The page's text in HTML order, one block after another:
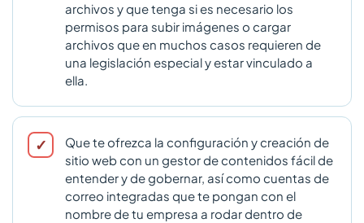
archivos y que tenga si es necesario los
permisos para subir imágenes o cargar
archivos que en muchos casos requieren de
una legislación especial y estar vinculado a
ella.
Que te ofrezca la configuración y creación de
sitio web con un gestor de contenidos fácil de
entender y de gobernar, así como cuentas de
correo integradas que te pongan con el
nombre de tu empresa a rodar dentro de